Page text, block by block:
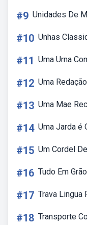
#9 Unidades De
#10 Unhas
#11 Uma Urna
#12 Uma
#13 Uma Mae
#14 Uma Jarda é
#15 Um Cordel
#16 Tudo Em
#17 Trava Lingua
#18 Transporte